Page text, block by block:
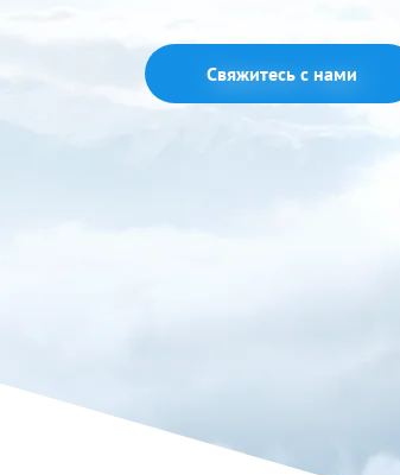
Свяжитесь с нами